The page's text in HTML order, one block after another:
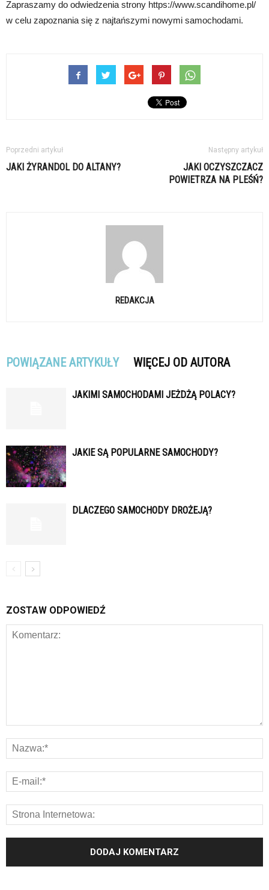
Zapraszamy do odwiedzenia strony https://www.scandihome.pl/
w celu zapoznania się z najtańszymi nowymi samochodami.
Poprzedni artykuł
JAKI ŻYRANDOL DO ALTANY?
Następny artykuł
JAKI OCZYSZCZACZ
POWIETRZA NA PLEŚŃ?
REDAKCJA
POWIĄZANE ARTYKUŁY WIĘCEJ OD AUTORA
JAKIMI SAMOCHODAMI JEŻDŻĄ POLACY?
JAKIE SĄ POPULARNE SAMOCHODY?
DLACZEGO SAMOCHODY DROŻEJĄ?
ZOSTAW ODPOWIEDŹ